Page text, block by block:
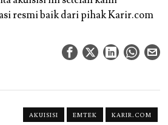
resmi baik dari pihak Karir.com
AKUISISI EMTEK KARIR.COM